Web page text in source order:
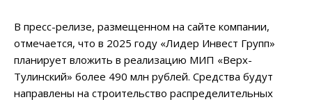
В пресс-релизе, размещенном на сайте компании,
отмечается, что в 2025 году «Лидер Инвест Групп»
планирует вложить в реализацию МИП «Верх-
Тулинский» более 490 млн рублей. Средства будут
направлены на строительство распределительных